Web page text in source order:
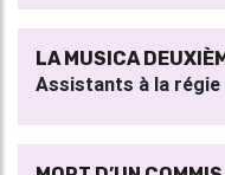
LA MUSICA
Assistants à la régie